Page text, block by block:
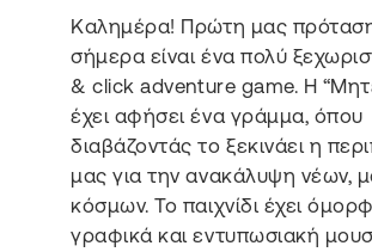
Καλημέρα! Πρώτη μας
σήμερα είναι ένα πολύ
& click adventure game. Η
έχει αφήσει ένα γράμμα, όπου
διαβάζοντάς το ξεκινάει η
μας για την ανακάλυψη νέων,
κόσμων. Το παιχνίδι έχει
γραφικά και εντυπωσιακή